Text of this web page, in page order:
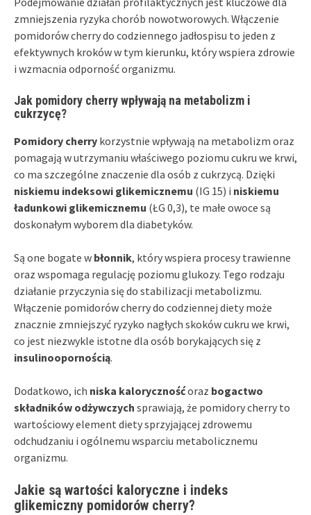
zmniejszenia ryzyka chorób nowotworowych. Włączenie
pomidorów cherry do codziennego jadłospisu to jeden z
efektywnych kroków w tym kierunku, który wspiera zdrowie
i wzmacnia odporność organizmu.
Jak pomidory cherry wpływają na metabolizm i
cukrzycę?
Pomidory cherry korzystnie wpływają na metabolizm oraz
pomagają w utrzymaniu właściwego poziomu cukru we krwi,
co ma szczególne znaczenie dla osób z cukrzycą. Dzięki
niskiemu indeksowi glikemicznemu (IG 15) i niskiemu
ładunkowi glikemicznemu (ŁG 0,3), te małe owoce są
doskonałym wyborem dla diabetyków.
Są one bogate w błonnik, który wspiera procesy trawienne
oraz wspomaga regulację poziomu glukozy. Tego rodzaju
działanie przyczynia się do stabilizacji metabolizmu.
Włączenie pomidorów cherry do codziennej diety może
znacznie zmniejszyć ryzyko nagłych skoków cukru we krwi,
co jest niezwykle istotne dla osób borykających się z
insulinoopornością.
Dodatkowo, ich niska kalorycznośćoraz bogactwo
składników odżywczych sprawiają, że pomidory cherry to
wartościowy element diety sprzyjającej zdrowemu
odchudzaniu i ogólnemu wsparciu metabolicznemu
organizmu.
Jakie są wartości kaloryczne i indeks
glikemiczny pomidorów cherry?